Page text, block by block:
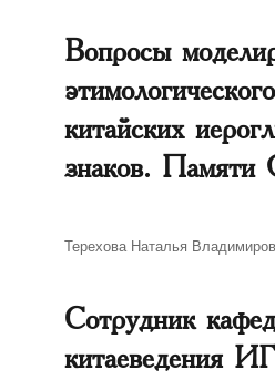
Вопросы
китайских
знаков.
Автор
Терехова Наталья
Сотрудник
китаеведения